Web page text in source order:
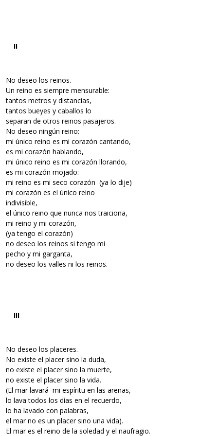
II
No deseo los reinos.
Un reino es siempre mensurable:
tantos metros y distancias,
tantos bueyes y caballos lo
separan de otros reinos pasajeros.
No deseo ningún reino:
mi único reino es mi corazón cantando,
es mi corazón hablando,
mi único reino es mi corazón llorando,
es mi corazón mojado:
mi reino es mi seco corazón (ya lo dije)
mi corazón es el único reino
indivisible,
el único reino que nunca nos traiciona,
mi reino y mi corazón,
(ya tengo el corazón)
no deseo los reinos si tengo mi
pecho y mi garganta,
no deseo los valles ni los reinos.
III
No deseo los placeres.
No existe el placer sino la duda,
no existe el placer sino la muerte,
no existe el placer sino la vida.
(El mar lavará mi espíritu en las arenas,
lo lava todos los días en el recuerdo,
lo ha lavado con palabras,
el mar no es un placer sino una vida).
El mar es el reino de la soledad y el naufragio.